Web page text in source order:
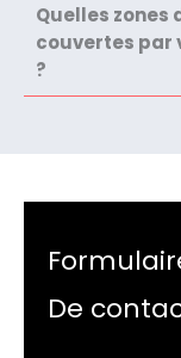
Quelles zones
couvertes par
?
De